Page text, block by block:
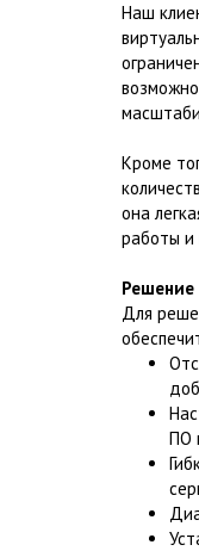
Наш
Кроме
она
работы и
Решение
Для
ПО